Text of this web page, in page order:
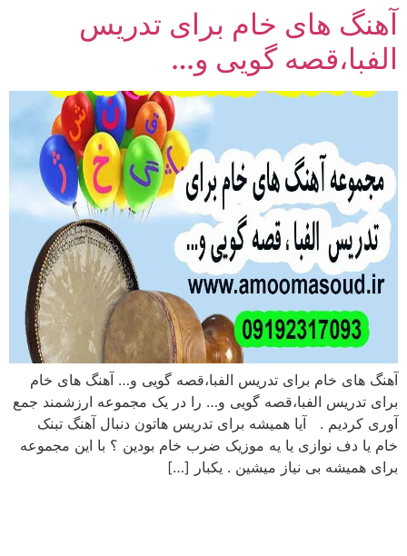
پرش
محتوا
آهنگ های خام برای تدریس
الفبا،قصه گویی و…
آهنگ های خام برای تدریس الفبا،قصه گویی و… آهنگ های خام
برای تدریس الفبا،قصه گویی و… را در یک مجموعه ارزشمند جمع
آوری کردیم . آیا همیشه برای تدریس هاتون دنبال آهنگ تبنک
خام یا دف نوازی یا یه موزیک ضرب خام بودین ؟ با این مجموعه
برای همیشه بی نیاز میشین . یکبار […]